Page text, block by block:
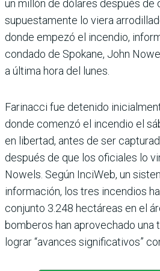
un millón de dólares después de
supuestamente lo viera
donde empezó el incendio,
condado de Spokane, John
a última hora del lunes.
Farinacci fue detenido
donde comenzó el incendio el
en libertad, antes de ser
después de que los oficiales lo
Nowels. Según InciWeb, un
información, los tres incendios
conjunto 3.248 hectáreas en el
bomberos han aprovechado una
lograr “avances significativos”